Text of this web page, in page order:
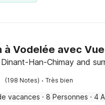
à Vodelée avec
Han-Chimay and
(198 Notes) · Très bien
vacances · 8 Personnes · 4